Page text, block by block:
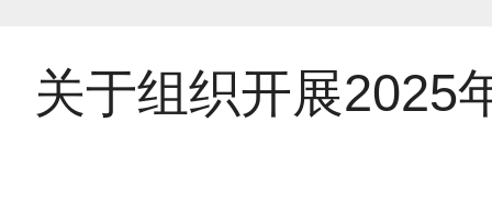
关于组织开展2025